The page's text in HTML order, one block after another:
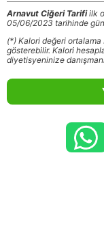
Arnavut Ciğeri Tarifiilk
05/06/2023 tarihinde
(*) Kalori değeri
gösterebilir. Kalori
diyetisyeninize